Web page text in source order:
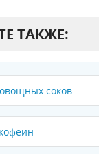
ТАКЖЕ:
соков